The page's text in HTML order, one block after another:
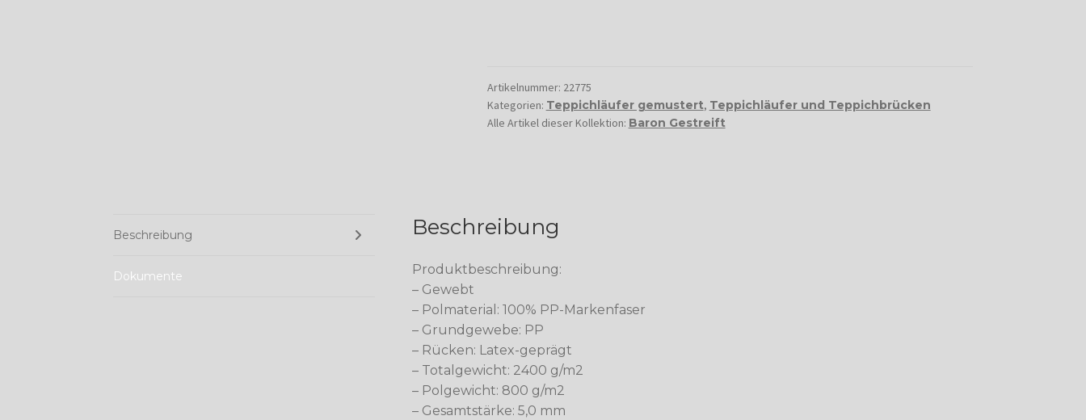
Artikelnummer: 22775
Kategorien: Teppichläufer gemustert, Teppichläufer und Teppichbrücken
Alle Artikel dieser Kollektion: Baron Gestreift
Beschreibung
Dokumente
Beschreibung
Produktbeschreibung:
– Gewebt
– Polmaterial: 100% PP-Markenfaser
– Grundgewebe: PP
– Rücken: Latex-geprägt
– Totalgewicht: 2400 g/m2
– Polgewicht: 800 g/m2
– Gesamtstärke: 5,0 mm